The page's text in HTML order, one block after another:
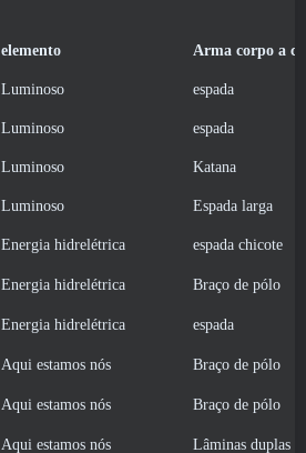
elemento Arma corpo a
Luminoso espada
Luminoso espada
Luminoso Katana
Luminoso Espada larga
Energia hidrelétrica espada chicote
Energia hidrelétrica Braço de pólo
Energia hidrelétrica espada
Aqui estamos nós Braço de pólo
Aqui estamos nós Braço de pólo
Aqui estamos nós Lâminas duplas